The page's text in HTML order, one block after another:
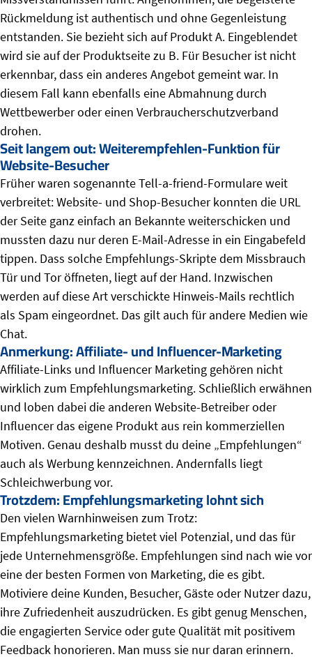
Rückmeldung ist authentisch und ohne Gegenleistung
entstanden. Sie bezieht sich auf Produkt A. Eingeblendet
wird sie auf der Produktseite zu B. Für Besucher ist nicht
erkennbar, dass ein anderes Angebot gemeint war. In
diesem Fall kann ebenfalls eine Abmahnung durch
Wettbewerber oder einen Verbraucherschutzverband
drohen.
Seit langem out: Weiterempfehlen-Funktion für
Website-Besucher
Früher waren sogenannte Tell-a-friend-Formulare weit
verbreitet: Website- und Shop-Besucher konnten die URL
der Seite ganz einfach an Bekannte weiterschicken und
mussten dazu nur deren E-Mail-Adresse in ein Eingabefeld
tippen. Dass solche Empfehlungs-Skripte dem Missbrauch
Tür und Tor öffneten, liegt auf der Hand. Inzwischen
werden auf diese Art verschickte Hinweis-Mails rechtlich
als Spam eingeordnet. Das gilt auch für andere Medien wie
Chat.
Anmerkung: Affiliate- und Influencer-Marketing
Affiliate-Links und Influencer Marketing gehören nicht
wirklich zum Empfehlungsmarketing. Schließlich erwähnen
und loben dabei die anderen Website-Betreiber oder
Influencer das eigene Produkt aus rein kommerziellen
Motiven. Genau deshalb musst du deine „Empfehlungen“
auch als Werbung kennzeichnen. Andernfalls liegt
Schleichwerbung vor.
Trotzdem: Empfehlungsmarketing lohnt sich
Den vielen Warnhinweisen zum Trotz:
Empfehlungsmarketing bietet viel Potenzial, und das für
jede Unternehmensgröße. Empfehlungen sind nach wie vor
eine der besten Formen von Marketing, die es gibt.
Motiviere deine Kunden, Besucher, Gäste oder Nutzer dazu,
ihre Zufriedenheit auszudrücken. Es gibt genug Menschen,
die engagierten Service oder gute Qualität mit positivem
Feedback honorieren. Man muss sie nur daran erinnern.